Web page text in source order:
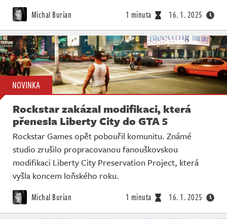
Michal Burian 1 minuta 16. 1. 2025
NOVINKA
Rockstar zakázal modifikaci, která
přenesla Liberty City do GTA 5
Rockstar Games opět pobouřil komunitu. Známé
studio zrušilo propracovanou fanouškovskou
modifikaci Liberty City Preservation Project, která
vyšla koncem loňského roku.
Michal Burian 1 minuta 16. 1. 2025